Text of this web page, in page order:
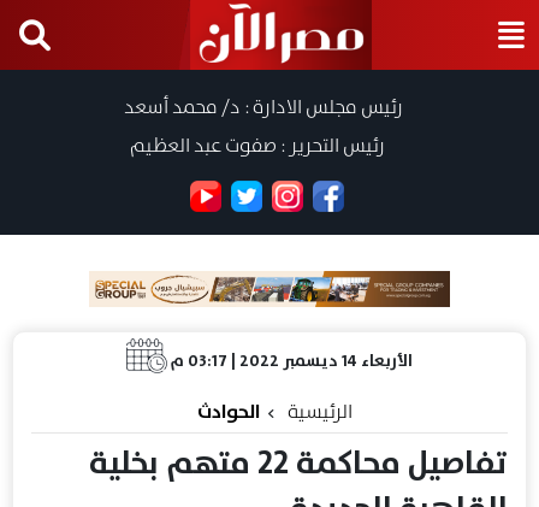
رئيس مجلس الادارة : د/ محمد أسعد
رئيس التحرير : صفوت عبد العظيم
الأربعاء 14 ديسمبر 2022 | 03:17 م
الرئيسية الحوادث
تفاصيل محاكمة 22 متهم بخلية